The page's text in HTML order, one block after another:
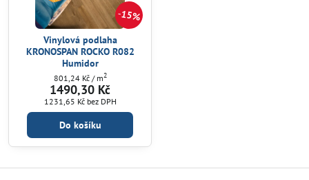
15%
Vinylová podlaha
KRONOSPAN ROCKO R082
Humidor
1490,30 Kč
1231,65 Kč bez DPH
801,24 Kč / m2
Do košíku